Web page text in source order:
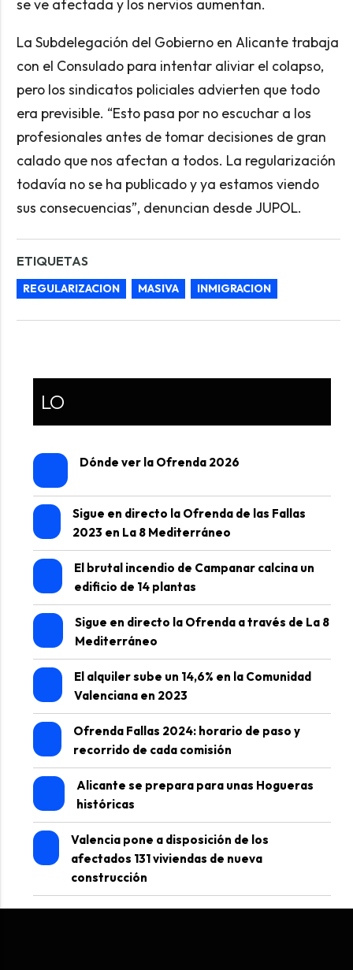
se ve afectada y los nervios aumentan.
La Subdelegación del Gobierno en Alicante trabaja
con el Consulado para intentar aliviar el colapso,
pero los sindicatos policiales advierten que todo
era previsible. “Esto pasa por no escuchar a los
profesionales antes de tomar decisiones de gran
calado que nos afectan a todos. La regularización
todavía no se ha publicado y ya estamos viendo
sus consecuencias”, denuncian desde JUPOL.
ETIQUETAS
REGULARIZACION MASIVA INMIGRACION
LO
Dónde ver la Ofrenda 2026
Sigue en directo la Ofrenda de las Fallas
2023 en La 8 Mediterráneo
El brutal incendio de Campanar calcina un
edificio de 14 plantas
Sigue en directo la Ofrenda a través de La 8
Mediterráneo
El alquiler sube un 14,6% en la Comunidad
Valenciana en 2023
Ofrenda Fallas 2024: horario de paso y
recorrido de cada comisión
Alicante se prepara para unas Hogueras
históricas
Valencia pone a disposición de los
afectados 131 viviendas de nueva
construcción